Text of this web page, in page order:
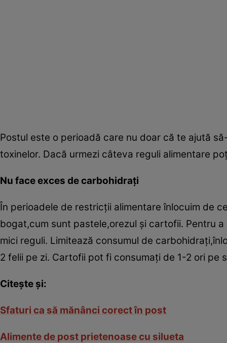
Postul este o perioadă care nu doar că te ajută
toxinelor. Dacă urmezi câteva reguli alimentare
Nu face exces de carbohidraţi
În perioadele de restricţii alimentare înlocuim de
bogat,cum sunt pastele,orezul şi cartofii. Pentru
mici reguli. Limitează consumul de
2 felii pe zi. Cartofii pot fi consumaţi de 1-2 ori
Citeşte şi:
Sfaturi ca să mănânci corect în post
Alimente de post prietenoase cu silueta